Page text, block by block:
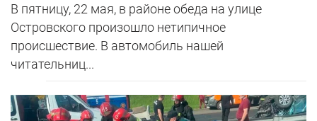
В пятницу, 22 мая, в районе обеда на улице
Островского произошло нетипичное
происшествие. В автомобиль нашей
читательниц...